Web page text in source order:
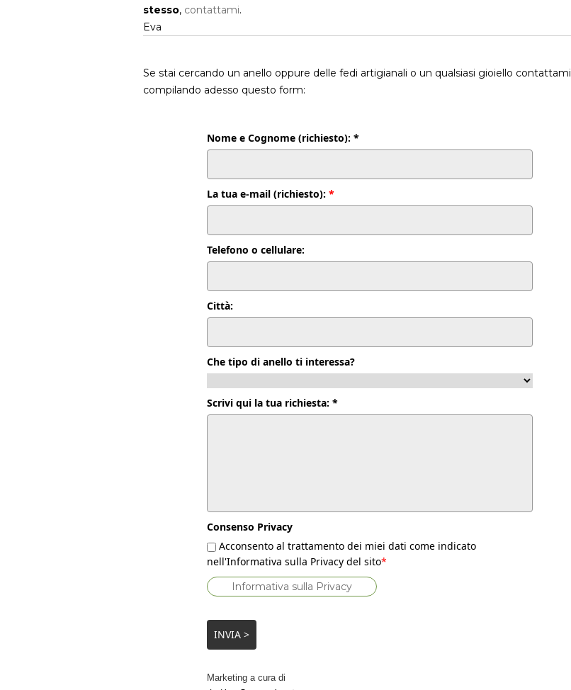
stesso, contattami.
Eva
Se stai cercando un anello oppure delle fedi artigianali o un qualsiasi gioiello contattami
compilando adesso questo form:
Nome e Cognome (richiesto): *
La tua e-mail (richiesto): *
Telefono o cellulare:
Città:
Che tipo di anello ti interessa?
Scrivi qui la tua richiesta: *
Consenso Privacy
Acconsento al trattamento dei miei dati come indicato
nell'Informativa sulla Privacy del sito*
Informativa sulla Privacy
INVIA >
Marketing a cura di